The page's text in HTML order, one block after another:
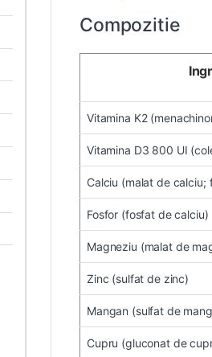
Compozitie
Vitamina K2
Vitamina D3 800 UI
Calciu (malat de calciu;
Fosfor (fosfat de calciu)
Magneziu (malat de
Zinc (sulfat de zinc)
Mangan (sulfat de
Cupru (gluconat de